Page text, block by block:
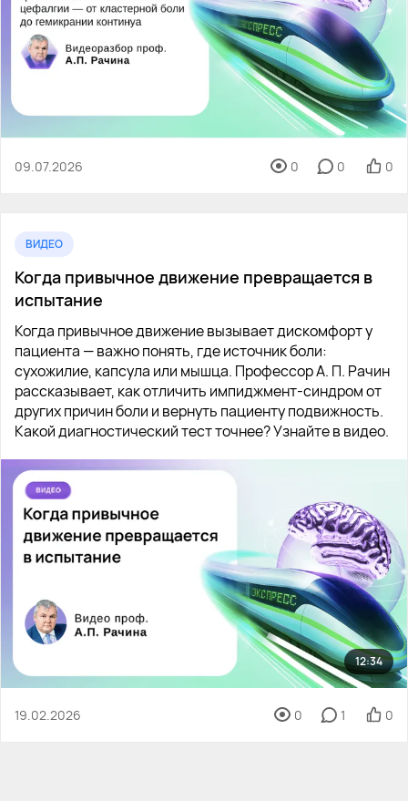
09.07.2026 0 0 0
ВИДЕО
Когда привычное движение превращается в
испытание
Когда привычное движение вызывает дискомфорт у
пациента — важно понять, где источник боли:
сухожилие, капсула или мышца. Профессор А. П. Рачин
рассказывает, как отличить импиджмент-синдром от
других причин боли и вернуть пациенту подвижность.
Какой диагностический тест точнее? Узнайте в видео.
12:34
19.02.2026 0 1 0